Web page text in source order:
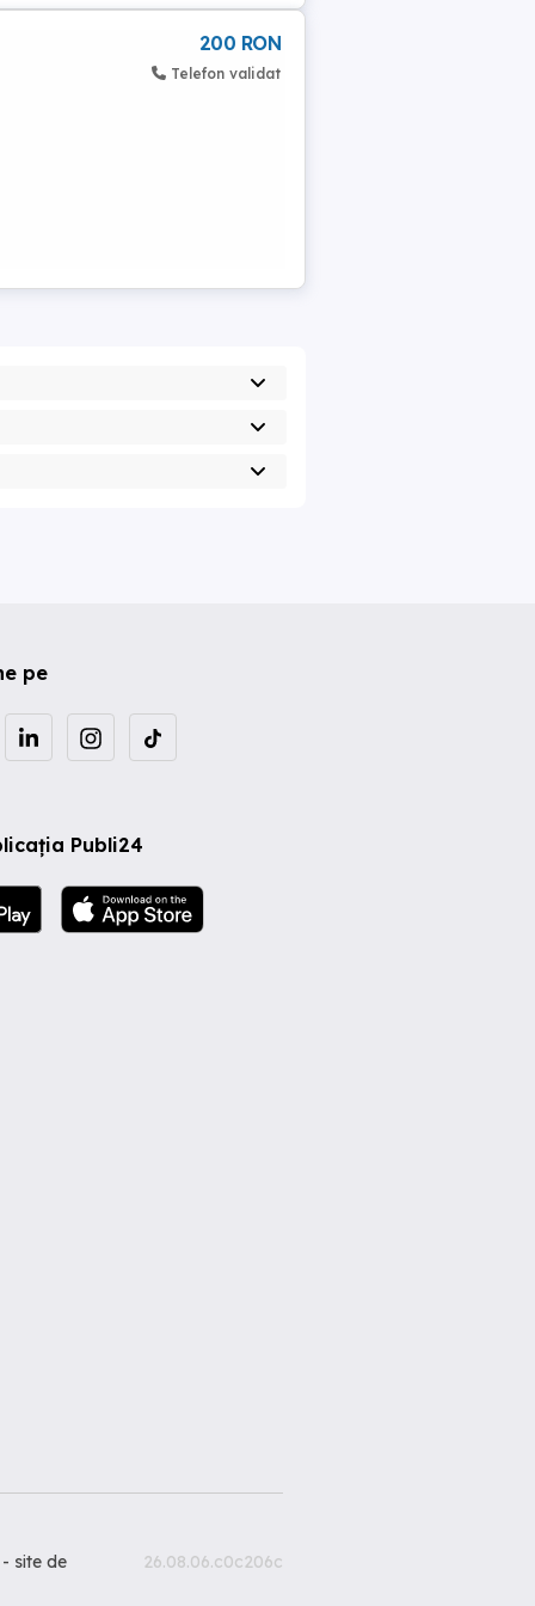
200 RON
Telefon validat
pe
Publi24
site de
26.08.06.c0c206c